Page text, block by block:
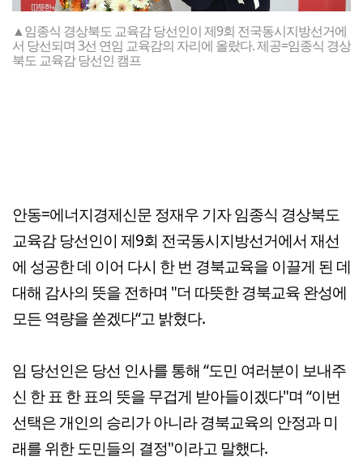
▲임종식 경상북도 교육감 당선인이 제9회 전국동시지방선거에
서 당선되며 3선 연임 교육감의 자리에 올랐다. 제공=임종식 경상
북도 교육감 당선인 캠프
안동=에너지경제신문 정재우 기자 임종식 경상북도
교육감 당선인이 제9회 전국동시지방선거에서 재선
에 성공한 데 이어 다시 한 번 경북교육을 이끌게 된 데
대해 감사의 뜻을 전하며 "더 따뜻한 경북교육 완성에
모든 역량을 쏟겠다“고 밝혔다.
임 당선인은 당선 인사를 통해 “도민 여러분이 보내주
신 한 표 한 표의 뜻을 무겁게 받아들이겠다"며 “이번
선택은 개인의 승리가 아니라 경북교육의 안정과 미
래를 위한 도민들의 결정"이라고 말했다.